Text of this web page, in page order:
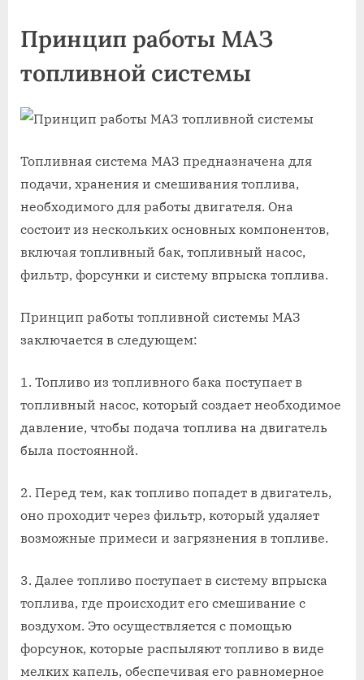
Принцип работы МАЗ
топливной системы
Топливная система МАЗ предназначена для
подачи, хранения и смешивания топлива,
необходимого для работы двигателя. Она
состоит из нескольких основных компонентов,
включая топливный бак, топливный насос,
фильтр, форсунки и систему впрыска топлива.
Принцип работы топливной системы МАЗ
заключается в следующем:
1. Топливо из топливного бака поступает в
топливный насос, который создает необходимое
давление, чтобы подача топлива на двигатель
была постоянной.
2. Перед тем, как топливо попадет в двигатель,
оно проходит через фильтр, который удаляет
возможные примеси и загрязнения в топливе.
3. Далее топливо поступает в систему впрыска
топлива, где происходит его смешивание с
воздухом. Это осуществляется с помощью
форсунок, которые распыляют топливо в виде
мелких капель, обеспечивая его равномерное